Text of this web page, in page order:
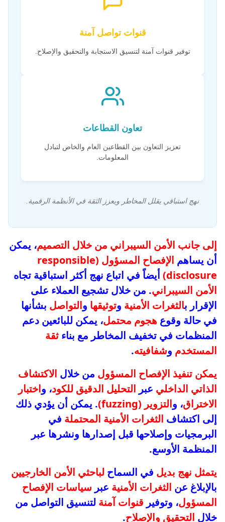
قنوات تواصل آمنة
توفير قنوات آمنة لتنسيق الاستجابة والتحقيق والإصلاح.
تعاون القطاعات
تعزيز التعاون بين القطاعين العام والخاص لتبادل
المعلومات.
نهج استباقي يقلل المخاطر ويعزز الثقة في الأنظمة الرقمية.
إلى جانب الأمن السيبراني من خلال التصميم، يمكن
أن يساهم
الإفصاح المسؤول (responsible
disclosure) أيضاً في اتباع نهج أكثر استباقية تجاه
الأمن السيبراني. من خلال تشجيع العملاء على
الإقرار بالثغرات الأمنية وتوثيقها والتواصل بشأنها
في حالة وقوع هجوم محتمل، يمكن للبائعين دعم
المنظمات في تخفيف المخاطر مع بناء ثقة
المستخدم وشفافيته.
يمكن تنفيذ الإفصاح المسؤول من خلال الاكتشاف
الذاتي الداخلي عبر التحليل الدقيق للكود، واختبار
الاختراق، والتزوير (fuzzing)
. يمكن أن يؤدي ذلك
إلى اكتشاف الثغرات الأمنية المحتملة في
البرمجيات وإصلاحها قبل إصدارها ونشرها عبر
المنظمة الأوسع.
يتمثل نهج بديل في السماح لباحثي الأمن الخارجيين
بالإبلاغ عن الثغرات الأمنية عبر سياسات الإفصاح
المسؤول، وتوفير قنوات آمنة لتنسيق التواصل من
خلال التحقيق والإصلاح.